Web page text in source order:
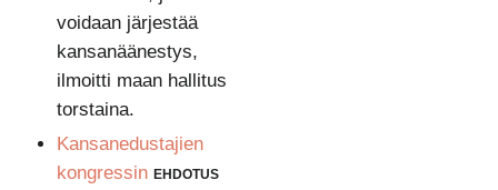
voidaan järjestää
kansanäänestys,
ilmoitti maan hallitus
torstaina.
Kansanedustajien
kongressin ehdotus